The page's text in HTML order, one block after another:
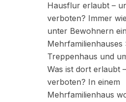
Hausflur erlaubt –
verboten? Immer
unter Bewohnern
Mehrfamilienhauses
Treppenhaus und
Was ist dort erlaubt
verboten? In einem
Mehrfamilienhaus